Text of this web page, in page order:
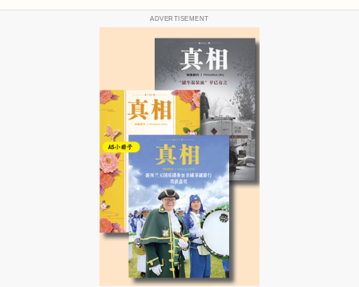
ADVERTISEMENT